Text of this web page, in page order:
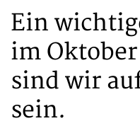
Ein
im
sind wir
sein.